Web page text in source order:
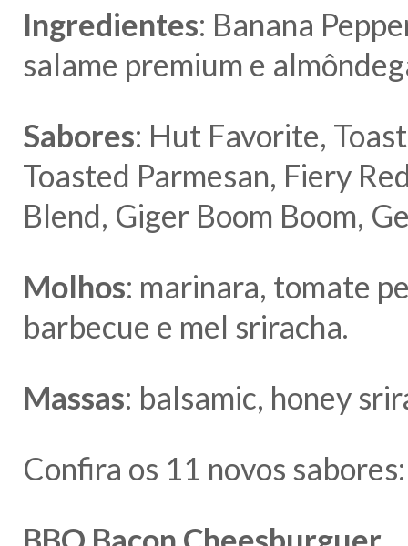
Ingredientes: Banana
salame premium e
Sabores: Hut Favorite,
Toasted Parmesan, Fiery
Blend, Giger Boom Boom,
Molhos: marinara, tomate
barbecue e mel sriracha.
Massas: balsamic, honey
Confira os 11 novos sabores: